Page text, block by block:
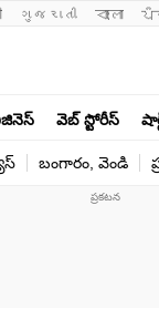
ગુજરાતી বাংলা
వెబ్ స్టోరీస్
బంగారం, వెండి